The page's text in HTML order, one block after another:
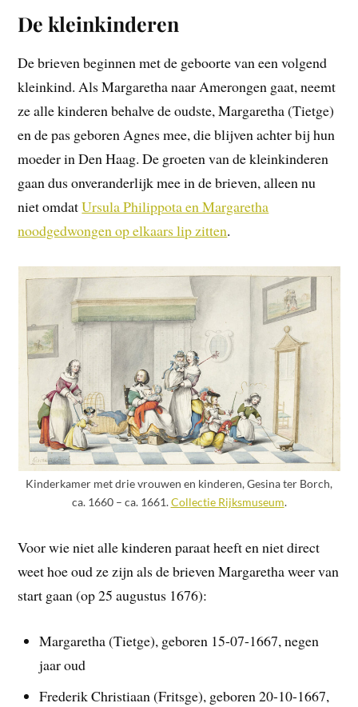
De kleinkinderen
De brieven beginnen met de geboorte van een volgend
kleinkind. Als Margaretha naar Amerongen gaat, neemt
ze alle kinderen behalve de oudste, Margaretha (Tietge)
en de pas geboren Agnes mee, die blijven achter bij hun
moeder in Den Haag. De groeten van de kleinkinderen
gaan dus onveranderlijk mee in de brieven, alleen nu
niet omdatUrsula Philippota en Margaretha
noodgedwongen op elkaars lip zitten.
Kinderkamer met drie vrouwen en kinderen, Gesina ter Borch,
ca. 1660 – ca. 1661.Collectie Rijksmuseum.
Voor wie niet alle kinderen paraat heeft en niet direct
weet hoe oud ze zijn als de brieven Margaretha weer van
start gaan (op 25 augustus 1676):
Margaretha (Tietge), geboren 15-07-1667, negen
jaar oud
Frederik Christiaan (Fritsge), geboren 20-10-1667,